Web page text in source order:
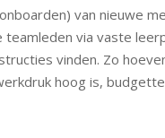
van nieuwe
teamleden via vaste
vinden. Zo
hoog is,